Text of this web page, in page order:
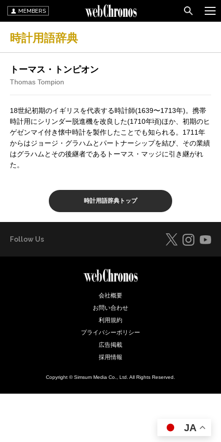
MEMBERS
時計用語辞典
トーマス・トンピオン
Thomas Tompion
18世紀初期のイギリスを代表する時計師(1639〜1713年)。携帯
時計用にシリンダー脱進機を改良した(1710年頃)ほか、初期のヒ
ゲゼンマイ付き懐中時計を製作したことでも知られる。1711年
からはジョージ・グラハムとパートナーシップを結び、その業績
はグラハムとその後継者であるトーマス・マッジに引き継がれ
た。
時計用語辞典トップ
Follow Us
会社概要
お問い合わせ
利用規約
プライバシーポリシー
広告掲載
採用情報
Copyright © Simsum Media Co., Ltd. All Rights Reserved.
JA